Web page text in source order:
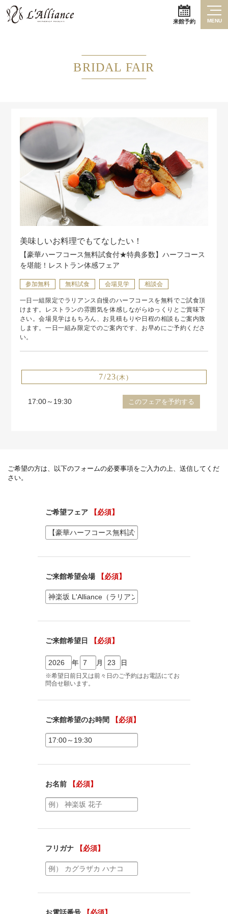
来館予約 MENU
BRIDAL FAIR
美味しいお料理でもてなしたい！
【豪華ハーフコース無料試食付★特典多数】ハーフコース
を堪能！レストラン体感フェア
参加無料 無料試食 会場見学 相談会
一日一組限定でラリアンス自慢のハーフコースを無料でご試食頂
けます。レストランの雰囲気を体感しながらゆっくりとご賞味下
さい。会場見学はもちろん、お見積もりや日程の相談もご案内致
します。一日一組み限定でのご案内です、お早めにご予約くださ
い。
7/23(木)
17:00～19:30 このフェアを予約する